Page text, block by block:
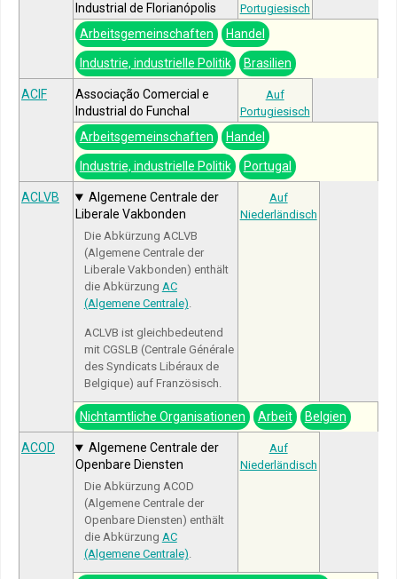
Industrial de Florianópolis
Portugiesisch
Arbeitsgemeinschaften Handel
Industrie, industrielle Politik Brasilien
ACIF
Associação Comercial e
Industrial do Funchal
Auf
Portugiesisch
Arbeitsgemeinschaften Handel
Industrie, industrielle Politik Portugal
ACLVB
Algemene Centrale der
Liberale Vakbonden
Die Abkürzung ACLVB
(Algemene Centrale der
Liberale Vakbonden) enthält
die Abkürzung AC
(Algemene Centrale).
ACLVB ist gleichbedeutend
mit CGSLB (Centrale Générale
des Syndicats Libéraux de
Belgique) auf Französisch.
Auf
Niederländisch
Nichtamtliche Organisationen Arbeit Belgien
ACOD
Algemene Centrale der
Openbare Diensten
Die Abkürzung ACOD
(Algemene Centrale der
Openbare Diensten) enthält
die Abkürzung AC
(Algemene Centrale).
Auf
Niederländisch